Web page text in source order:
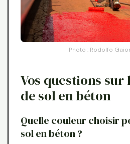
Photo : Rodolfo
Vos questions
de sol en béton
Quelle couleur choisir
sol en béton ?